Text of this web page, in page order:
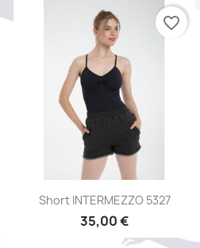
Aperçu rapide
Short INTERMEZZO 5327
35,00 €
favorite_border